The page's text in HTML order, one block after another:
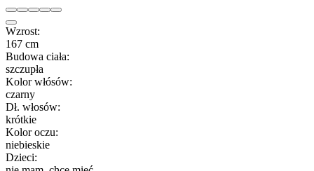
Wzrost:
167 cm
Budowa ciała:
szczupła
Kolor włósów:
czarny
Dł. włosów:
krótkie
Kolor oczu:
niebieskie
Dzieci: